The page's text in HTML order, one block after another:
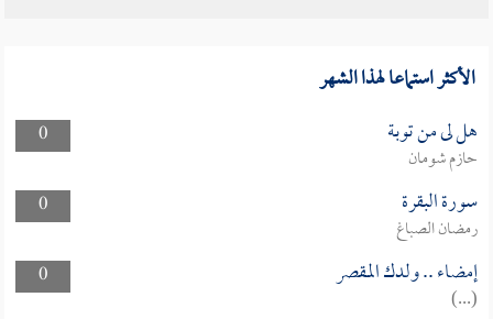
الأكثر استماعا لهذا الشهر
0 هل لى من توبة
حازم شومان
0
سورة البقرة
رمضان الصباغ
0
إمضاء .. ولدك المقصر
(...)